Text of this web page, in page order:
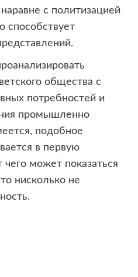
с политизацией
способствует
общества с
потребностей и
промышленно
подобное
в первую
может показаться
нисколько не